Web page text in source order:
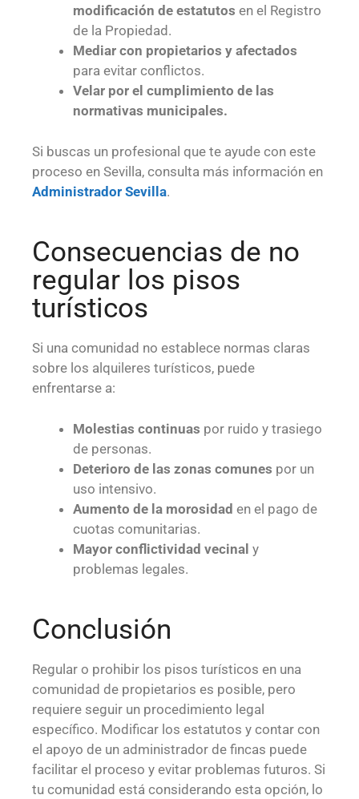
modificación de estatutos en el Registro
de la Propiedad.
Mediar con propietarios y afectados
para evitar conflictos.
Velar por el cumplimiento de las
normativas municipales.
Si buscas un profesional que te ayude con este
proceso en Sevilla, consulta más información en
Administrador Sevilla.
Consecuencias de no
regular los pisos
turísticos
Si una comunidad no establece normas claras
sobre los alquileres turísticos, puede
enfrentarse a:
Molestias continuas por ruido y trasiego
de personas.
Deterioro de las zonas comunes por un
uso intensivo.
Aumento de la morosidad en el pago de
cuotas comunitarias.
Mayor conflictividad vecinal y
problemas legales.
Conclusión
Regular o prohibir los pisos turísticos en una
comunidad de propietarios es posible, pero
requiere seguir un procedimiento legal
específico. Modificar los estatutos y contar con
el apoyo de un administrador de fincas puede
facilitar el proceso y evitar problemas futuros. Si
tu comunidad está considerando esta opción, lo